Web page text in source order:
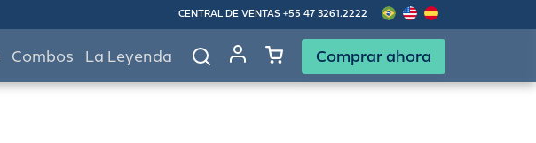
CENTRAL DE VENTAS +55 47 3261.2222
Combos La Leyenda Comprar ahora